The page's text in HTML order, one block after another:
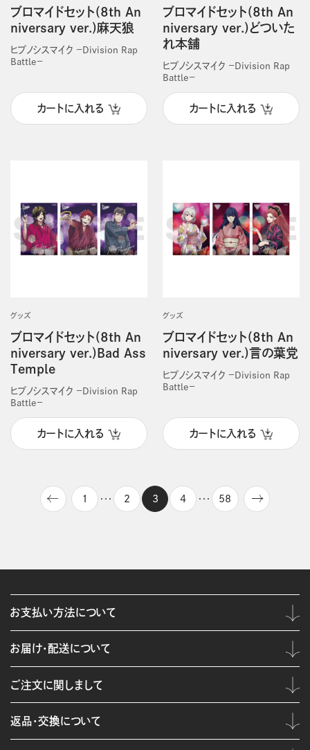
ブロマイドセット(8th An
niversary ver.)麻天狼
ヒプノシスマイク －Division Rap
Battle－
カートに入れる
ブロマイドセット(8th An
niversary ver.)どついた
れ本舗
ヒプノシスマイク －Division Rap
Battle－
カートに入れる
グッズ
ブロマイドセット(8th An
niversary ver.)Bad Ass
Temple
ヒプノシスマイク －Division Rap
Battle－
カートに入れる
グッズ
ブロマイドセット(8th An
niversary ver.)言の葉党
ヒプノシスマイク －Division Rap
Battle－
カートに入れる
1 ・・・ 2 3 4 ・・・ 58
お支払い方法について
お届け・配送について
ご注文に関しまして
返品・交換について